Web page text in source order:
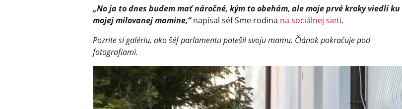
„No ja to dnes budem mať náročné, kým to obehám, ale moje prvé kroky viedli ku
mojej milovanej mamine,“napísal séf Sme rodina na sociálnej sieti.
Pozrite si galériu, ako šéf parlamentu potešil svoju mamu. Článok pokračuje pod
fotografiami.